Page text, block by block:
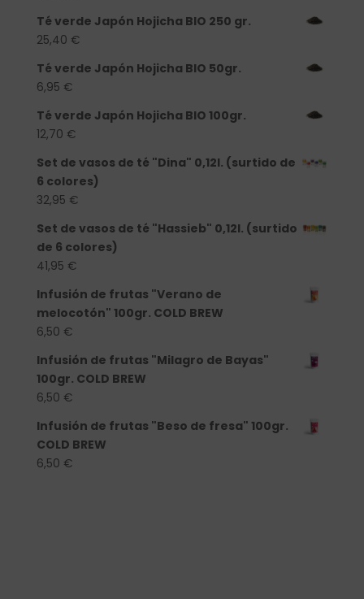
Té verde Japón Hojicha BIO 250 gr.
25,40 €
Té verde Japón Hojicha BIO 50gr.
6,95 €
Té verde Japón Hojicha BIO 100gr.
12,70 €
Set de vasos de té "Dina" 0,12l. (surtido de
6 colores)
32,95 €
Set de vasos de té "Hassieb" 0,12l. (surtido
de 6 colores)
41,95 €
Infusión de frutas "Verano de
melocotón" 100gr. COLD BREW
6,50 €
Infusión de frutas "Milagro de Bayas"
100gr. COLD BREW
6,50 €
Infusión de frutas "Beso de fresa" 100gr.
COLD BREW
6,50 €